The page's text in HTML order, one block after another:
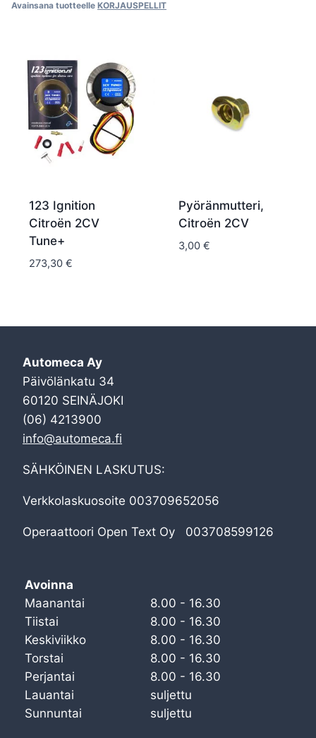
Avainsana tuotteelle KORJAUSPELLIT
123 Ignition
Citroën 2CV
Tune+
273,30 €
Pyöränmutteri,
Citroën 2CV
3,00 €
Automeca Ay
Päivölänkatu 34
60120 SEINÄJOKI
(06) 4213900
info@automeca.fi
SÄHKÖINEN LASKUTUS:
Verkkolaskuosoite 003709652056
Operaattoori Open Text Oy 003708599126
Avoinna
Maanantai
8.00 - 16.30
Tiistai
8.00 - 16.30
Keskiviikko
8.00 - 16.30
Torstai
8.00 - 16.30
Perjantai
8.00 - 16.30
Lauantai
suljettu
Sunnuntai
suljettu